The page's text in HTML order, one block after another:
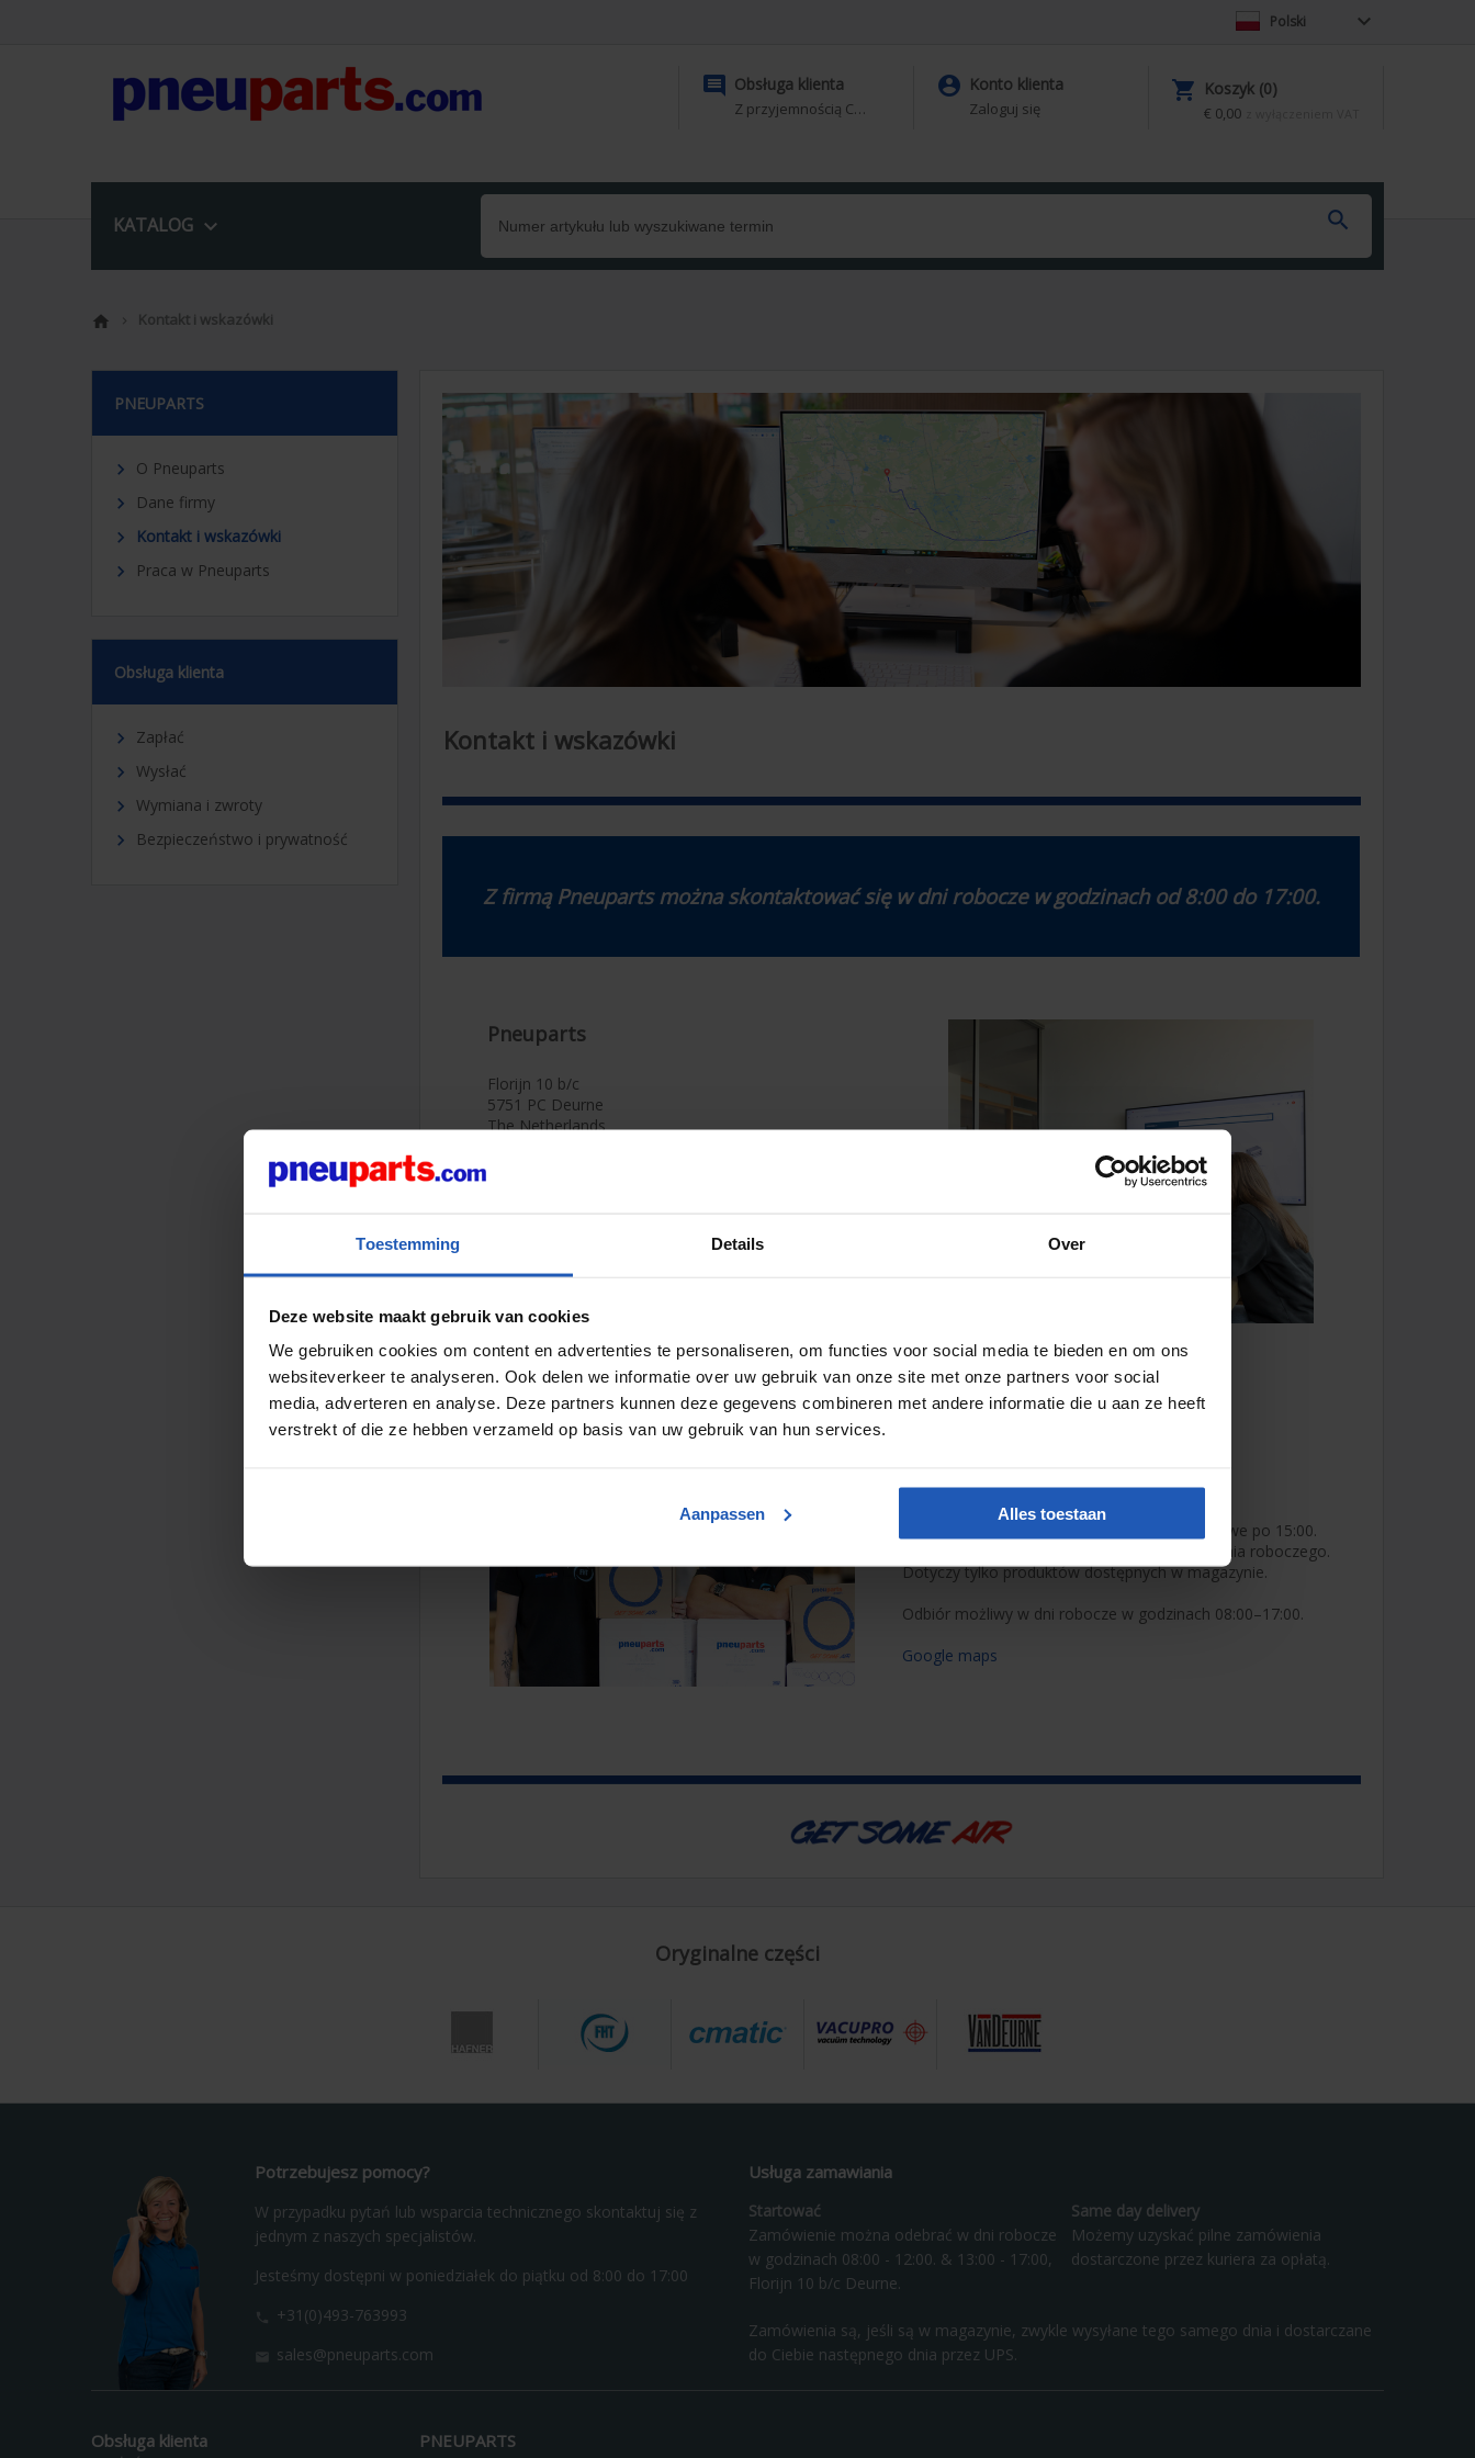
Toestemming Details Over
Deze website maakt gebruik van cookies
We gebruiken cookies om content en advertenties te personaliseren, om functies voor social media te bieden en om ons
websiteverkeer te analyseren. Ook delen we informatie over uw gebruik van onze site met onze partners voor social
media, adverteren en analyse. Deze partners kunnen deze gegevens combineren met andere informatie die u aan ze heeft
verstrekt of die ze hebben verzameld op basis van uw gebruik van hun services.
Aanpassen Alles toestaan
Polski 
 Obsługa klienta
Z przyjemnością Ci pomożemy
 Konto klienta
Zaloguj się
 Koszyk (0)
€ 0,00
KATALOG  
  Kontakt i wskazówki
PNEUPARTS
 O Pneuparts
 Dane firmy
 Kontakt i wskazówki
 Praca w Pneuparts
Obsługa klienta
 Zapłać
 Wysłać
 Wymiana i zwroty
 Bezpieczeństwo i prywatność
Kontakt i wskazówki
Z firmą Pneuparts można skontaktować się w dni robocze w godzinach od 8:00 do 17:00.
Pneuparts
Florijn 10 b/c
5751 PC Deurne
The Netherlands
sales@pneuparts.com
Ten numer nie odbiera połączeń głosowych.
Zamówienie złożone przed 12:00 będzie gotowe po 15:00.
Złożone po południu – gotowe następnego dnia roboczego.
Dotyczy tylko produktów dostępnych w magazynie.
Odbiór możliwy w dni robocze w godzinach 08:00–17:00.
Google maps
Oryginalne części
Potrzebujesz pomocy?
W przypadku pytań lub wsparcia technicznego skontaktuj się z
jednym z naszych specjalistów.
Jesteśmy dostępni w poniedziałek do piątku od 8:00 do 17:00
+31(0)493-763993
sales@pneuparts.com
Usługa zamawiania
Startować
Zamówienie można odebrać w dni robocze
w godzinach 08:00 - 12:00. & 13:00 - 17:00,
Florijn 10 b/c Deurne.
Same day delivery
Możemy uzyskać pilne zamówienia
dostarczone przez kuriera za opłatą.
Zamówienia są, jeśli są w magazynie, zwykle wysyłane tego samego dnia i dostarczane
do Ciebie następnego dnia przez UPS.
Obsługa klienta
PNEUPARTS